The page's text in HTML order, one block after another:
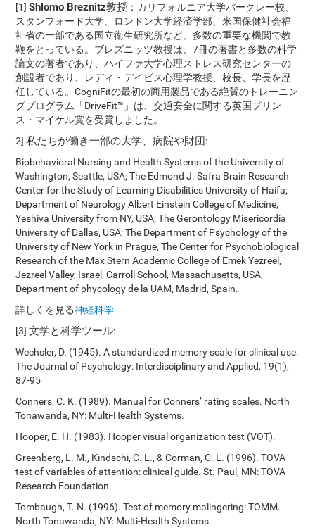
[1]Shlomo Breznitz教授 ：カリフォルニア大学バークレー校、
スタンフォード大学、ロンドン大学経済学部、米国保健社会福
祉省の一部である国立衛生研究所など、多数の重要な機関で教
鞭をとっている。ブレズニッツ教授は、7冊の著書と多数の科学
論文の著者であり、ハイファ大学心理ストレス研究センターの
創設者であり、レディ・デイビス心理学教授、校長、学長を歴
任している。CogniFitの最初の商用製品である絶賛のトレーニン
グプログラム「DriveFit™」は、交通安全に関する英国プリン
ス・マイケル賞を受賞しました。
2]私たちが働き一部の大学、病院や財団:
Biobehavioral Nursing and Health Systems of the University of
Washington, Seattle, USA; The Edmond J. Safra Brain Research
Center for the Study of Learning Disabilities University of Haifa;
Department of Neurology Albert Einstein College of Medicine,
Yeshiva University from NY, USA; The Gerontology Misericordia
University of Dallas, USA; The Department of Psychology of the
University of New York in Prague, The Center for Psychobiological
Research of the Max Stern Academic College of Emek Yezreel,
Jezreel Valley, Israel, Carroll School, Massachusetts, USA,
Department of phycology de la UAM, Madrid, Spain.
詳しくを見る神経科学.
[3]文学と科学ツール:
Wechsler, D. (1945). A standardized memory scale for clinical use.
The Journal of Psychology: Interdisciplinary and Applied, 19(1),
87-95
Conners, C. K. (1989). Manual for Conners’ rating scales. North
Tonawanda, NY: Multi-Health Systems.
Hooper, E. H. (1983). Hooper visual organization test (VOT).
Greenberg, L. M., Kindschi, C. L., & Corman, C. L. (1996). TOVA
test of variables of attention: clinical guide. St. Paul, MN: TOVA
Research Foundation.
Tombaugh, T. N. (1996). Test of memory malingering: TOMM.
North Tonawanda, NY: Multi-Health Systems.